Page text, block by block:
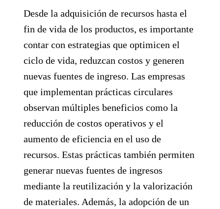
Desde la adquisición de recursos hasta el
fin de vida de los productos, es importante
contar con estrategias que optimicen el
ciclo de vida, reduzcan costos y generen
nuevas fuentes de ingreso. Las empresas
que implementan prácticas circulares
observan múltiples beneficios como la
reducción de costos operativos y el
aumento de eficiencia en el uso de
recursos. Estas prácticas también permiten
generar nuevas fuentes de ingresos
mediante la reutilización y la valorización
de materiales. Además, la adopción de un